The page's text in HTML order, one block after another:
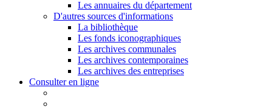
Les annuaires du département
D'autres sources d'informations
La bibliothèque
Les fonds iconographiques
Les archives communales
Les archives contemporaines
Les archives des entreprises
Consulter en ligne